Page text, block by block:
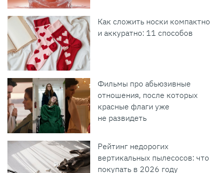
Как сложить носки компактно
и аккуратно: 11 способов
Фильмы про абьюзивные
отношения, после которых
красные флаги уже
не развидеть
Рейтинг недорогих
вертикальных пылесосов: что
покупать в 2026 году